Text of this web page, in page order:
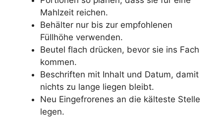
Mahlzeit reichen.
Behälter nur bis zur empfohlenen
Füllhöhe verwenden.
Beutel flach drücken, bevor sie ins Fach
kommen.
Beschriften mit Inhalt und Datum, damit
nichts zu lange liegen bleibt.
Neu Eingefrorenes an die kälteste Stelle
legen.